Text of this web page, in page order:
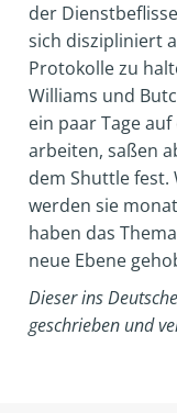
der
sich diszipliniert
Protokolle zu
Williams und
ein paar Tage
arbeiten, saßen
dem Shuttle fest.
werden sie
haben das
neue Ebene
Dieser ins
geschrieben und